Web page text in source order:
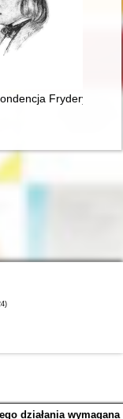
Fryderyka
twórcza
działania wymagana